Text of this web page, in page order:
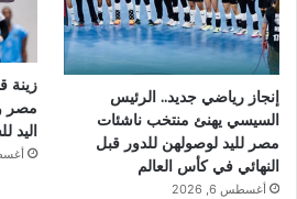
إنجاز رياضي جديد.. الرئيس
السيسي يهنئ منتخب ناشئات
مصر لليد لوصولهن للدور قبل
النهائي في كأس العالم
أغسطس 6, 2026
زينة
مصر
اليد
أغسطس